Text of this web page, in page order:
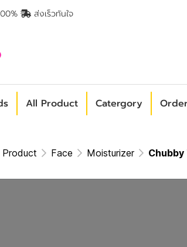
ส่งเร็วทันใจ
All Product Catergory
Product Face Moisturizer Chubby